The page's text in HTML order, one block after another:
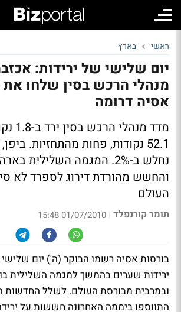
ראשי בארץ
יום שלישי של ירידות:
מנהלי הרכש בסין שלחו את
אסיה דרומה
מדד
52.1 נקודות, פחות מהתחזיות.
נחלש ב-2%. המגמה השלילית
והחשש מהורדת דירוג לספרד לא
העולם
תומר קורנפלד |
01/07/2010 15:48
בורסות אסיה רשמו הבוקר (ה') יום
ירידות שערים בהמשך למגמה השלילית
ובמרבית מבורסת העולם. לשלל החדשות
התווספו ביממה האחרונה חששות על